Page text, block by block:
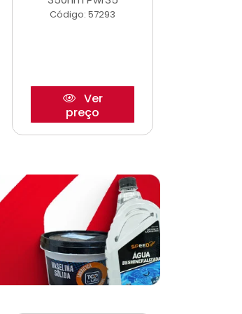
Código: 57293
Ver
preço